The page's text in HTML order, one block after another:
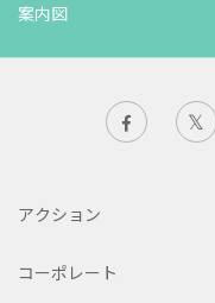
案内図
アクション
コーポレート